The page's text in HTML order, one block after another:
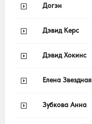
Догэн
Дэвид Керс
Дэвид Хокинс
Елена Звездная
Зубкова Анна